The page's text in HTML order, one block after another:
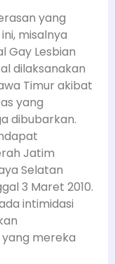
yang
misalnya
Gay Lesbian
dilaksanakan
Timur akibat
yang
dibubarkan.
Jatim
Selatan
3 Maret 2010.
intimidasi
mereka